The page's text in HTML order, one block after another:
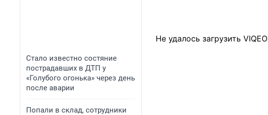
Стало известно состяние
пострадавших в ДТП у
«Голубого огонька» через день
после аварии
Попали в склад, сотрудники
Не удалось загрузить VIQEO